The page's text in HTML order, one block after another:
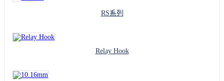
RS系列
Relay Hook